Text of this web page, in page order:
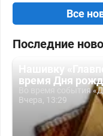
Все
Последние
Нашивку
время Дня
Во время события
Вчера, 13:29